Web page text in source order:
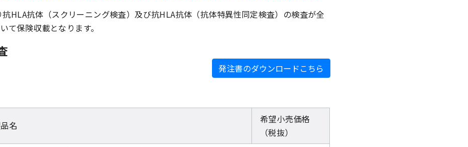
HLA抗体（スクリーニング検査）及び抗HLA抗体（抗体特異性同定検査）の検査が全
て保険収載となります。
発注書のダウンロードこちら
名
希望小売価格
（税抜）